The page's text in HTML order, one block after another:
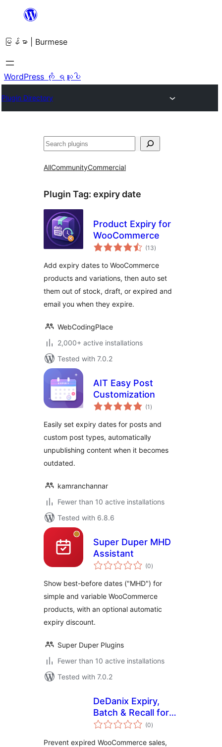
အကြောင်းအရာ
ကျော်သွား
ရန်
မြန်မာ | Burmese
WordPress ကို ရယူပါ
Plugin Directory
ရှာ
AllCommunityCommercial
Plugin Tag: expiry date
Product Expiry for
WooCommerce
(13total
ratings
)
Add expiry dates to WooCommerce
products and variations, then auto set
them out of stock, draft, or expired and
email you when they expire.
WebCodingPlace
2,000+ active installations
Tested with 7.0.2
AIT Easy Post
Customization
(1 total
ratings
)
Easily set expiry dates for posts and
custom post types, automatically
unpublishing content when it becomes
outdated.
kamranchannar
Fewer than 10 active installations
Tested with 6.8.6
Super Duper MHD
Assistant
(0total
ratings
)
Show best-before dates ("MHD") for
simple and variable WooCommerce
products, with an optional automatic
expiry discount.
Super Duper Plugins
Fewer than 10 active installations
Tested with 7.0.2
DeDanix Expiry,
Batch & Recall for
WooCommerce
(0total
ratings
)
Prevent expired WooCommerce sales,